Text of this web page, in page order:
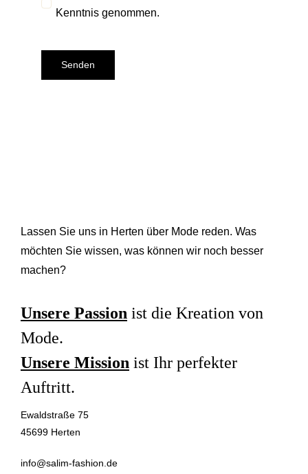
Lassen Sie uns in Herten über Mode reden. Was
möchten Sie wissen, was können wir noch besser
machen?
Unsere Passion ist die Kreation von
Mode.
Unsere Mission ist Ihr perfekter
Auftritt.
Ewaldstraße 75
45699 Herten
info@salim-fashion.de
Kenntnis genommen.
Senden